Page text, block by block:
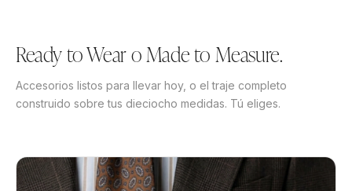
Ready to Wear o Made to Measure.
Accesorios listos para llevar hoy, o el traje completo
construido sobre tus dieciocho medidas. Tú eliges.